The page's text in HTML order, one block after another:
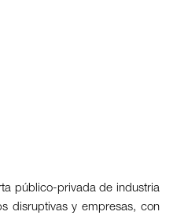
público-privada de industria
disruptivas y empresas, con